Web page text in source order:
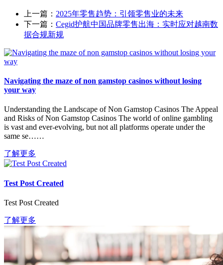
上一篇： 2025年零售趋势：引领零售业的未来
下一篇： Cegid护航中国品牌零售出海：实时应对越南数
据合规新规
Navigating the maze of non gamstop casinos without losing
your way
Understanding the Landscape of Non Gamstop Casinos The Appeal
and Risks of Non Gamstop Casinos The world of online gambling
is vast and ever-evolving, but not all platforms operate under the
same se……
了解更多
Test Post Created
Test Post Created
了解更多